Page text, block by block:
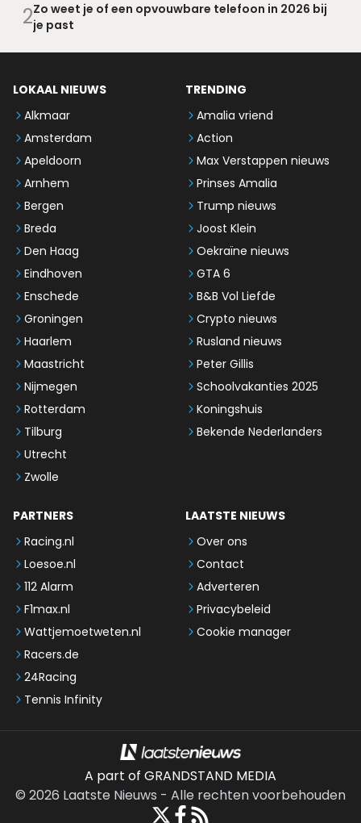
2Zo weet je of een opvouwbare telefoon in 2026 bij
je past
LOKAAL NIEUWS
Alkmaar
Amsterdam
Apeldoorn
Arnhem
Bergen
Breda
Den Haag
Eindhoven
Enschede
Groningen
Haarlem
Maastricht
Nijmegen
Rotterdam
Tilburg
Utrecht
Zwolle
TRENDING
Amalia vriend
Action
Max Verstappen nieuws
Prinses Amalia
Trump nieuws
Joost Klein
Oekraïne nieuws
GTA 6
B&B Vol Liefde
Crypto nieuws
Rusland nieuws
Peter Gillis
Schoolvakanties 2025
Koningshuis
Bekende Nederlanders
PARTNERS
Racing.nl
Loesoe.nl
112 Alarm
F1max.nl
Wattjemoetweten.nl
Racers.de
24Racing
Tennis Infinity
LAATSTE NIEUWS
Over ons
Contact
Adverteren
Privacybeleid
Cookie manager
A part of GRANDSTAND MEDIA
© 2026 Laatste Nieuws - Alle rechten voorbehouden